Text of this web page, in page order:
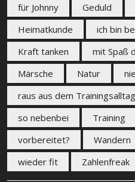
für Johnny
Geduld
Heimatkunde
ich bin
Kraft tanken
mit Spaß
Märsche
Natur
raus aus dem Trainingsalltag
so nebenbei
Training
vorbereitet?
Wandern
wieder fit
Zahlenfreak